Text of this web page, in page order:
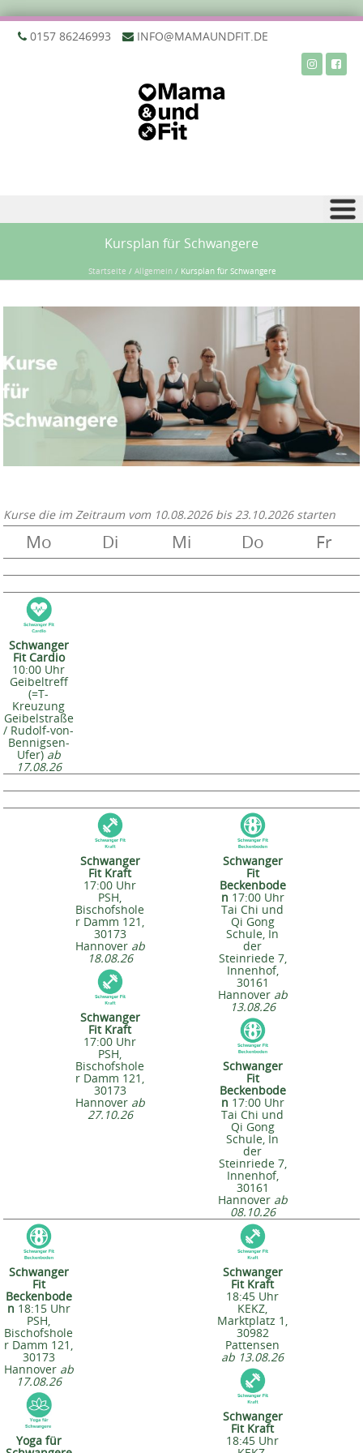
‭0157 86246993‬ INFO@MAMAUNDFIT.DE
Kursplan für Schwangere
Startseite / Allgemein/ Kursplan für Schwangere
Kurse die im Zeitraum vom 10.08.2026 bis 23.10.2026starten
Mo Di Mi Do Fr
Schwanger
Fit Cardio
10:00 Uhr
Geibeltreff
(=T-
Kreuzung
Geibelstraße
/ Rudolf-von-
Bennigsen-
Ufer) ab
17.08.26
Schwanger
Fit Kraft
17:00 Uhr
PSH,
Bischofshole
r Damm 121,
30173
Hannover ab
18.08.26
Schwanger
Fit Kraft
17:00 Uhr
PSH,
Bischofshole
r Damm 121,
30173
Hannover ab
27.10.26
Schwanger
Fit
Beckenbode
n 17:00 Uhr
Tai Chi und
Qi Gong
Schule, In
der
Steinriede 7,
Innenhof,
30161
Hannover ab
13.08.26
Schwanger
Fit
Beckenbode
n 17:00 Uhr
Tai Chi und
Qi Gong
Schule, In
der
Steinriede 7,
Innenhof,
30161
Hannover ab
08.10.26
Schwanger
Fit
Beckenbode
n 18:15 Uhr
PSH,
Bischofshole
r Damm 121,
30173
Hannover ab
17.08.26
Yoga für
Schwanger
Fit Kraft
18:45 Uhr
KEKZ,
Marktplatz 1,
30982
Pattensen
ab 13.08.26
Schwanger
Fit Kraft
18:45 Uhr